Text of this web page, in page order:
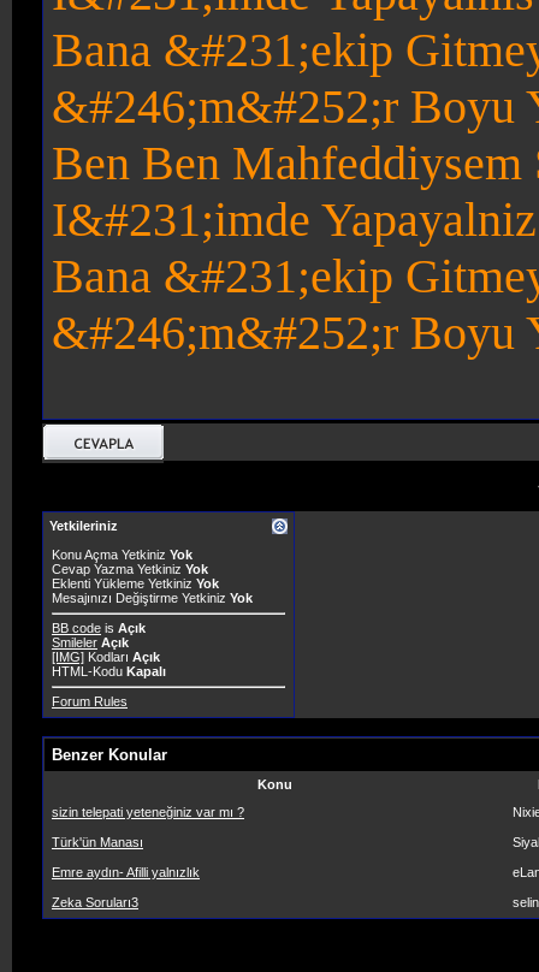
Bana &#231;ekip
&#246;m&#252;r Boyu
Ben Ben
I&#231;imde
Bana &#231;ekip
&#246;m&#252;r Boyu
Yetkileriniz
Konu Açma Yetkiniz Yok
Cevap Yazma Yetkiniz Yok
Eklenti Yükleme Yetkiniz Yok
Mesajınızı Değiştirme Yetkiniz Yok
BB code is Açık
Smileler Açık
[IMG] Kodları Açık
HTML-Kodu Kapalı
Forum Rules
Benzer Konular
Konu
sizin telepati yeteneğiniz var mı ?
Türk'ün Manası
Emre aydın- Afilli yalnızlık
Zeka Soruları3